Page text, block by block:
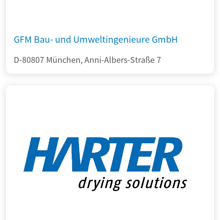
GFM Bau- und Umweltingenieure GmbH
D-80807 München, Anni-Albers-Straße 7